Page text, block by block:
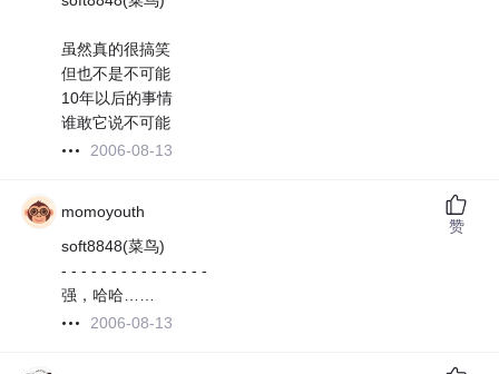
虽然真的很搞笑
但也不是不可能
10年以后的事情
谁敢它说不可能
2006-08-13
momoyouth
soft8848(菜鸟)
- - - - - - - - - - - - - - -
强，哈哈……
2006-08-13
赞